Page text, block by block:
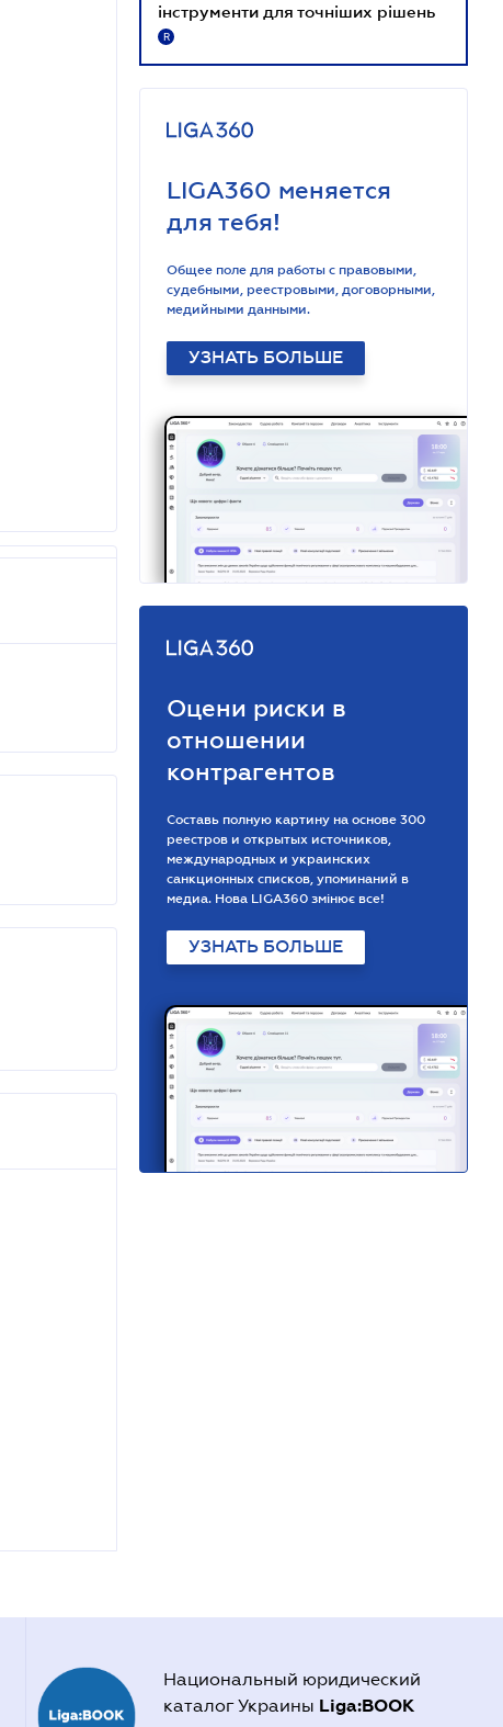
інструменти для точніших рішень
R
LIGA360 меняется
для тебя!
Общее поле для работы с правовыми,
судебными, реестровыми, договорными,
медийными данными.
УЗНАТЬ БОЛЬШЕ
Оцени риски в
отношении
контрагентов
Составь полную картину на основе 300
реестров и открытых источников,
международных и украинских
санкционных списков, упоминаний в
медиа. Нова LIGA360 змінює все!
УЗНАТЬ БОЛЬШЕ
Национальный юридический
каталог Украины Liga:BOOK